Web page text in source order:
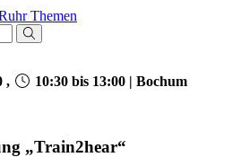
Themen
,
10:30 bis 13:00 | Bochum
„Train2hear“